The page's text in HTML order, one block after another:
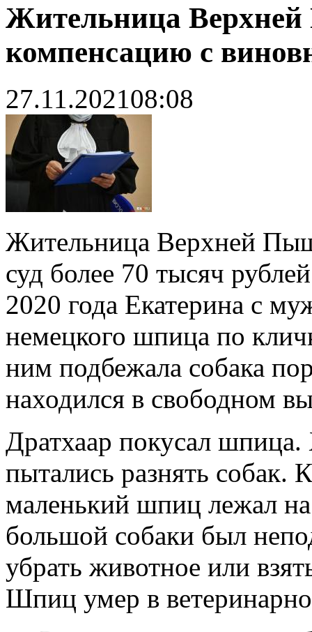
Жительница
компенсацию с
27.11.202108:08
Жительница Верхней
суд более 70 тысяч
2020 года Екатерина с
немецкого шпица по
ним подбежала собака
находился в свободном
Дратхаар покусал
пытались разнять собак.
маленький шпиц лежал
большой собаки был
убрать животное или
Шпиц умер в